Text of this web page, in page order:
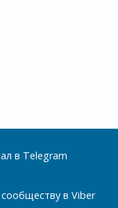
в Telegram
в Viber